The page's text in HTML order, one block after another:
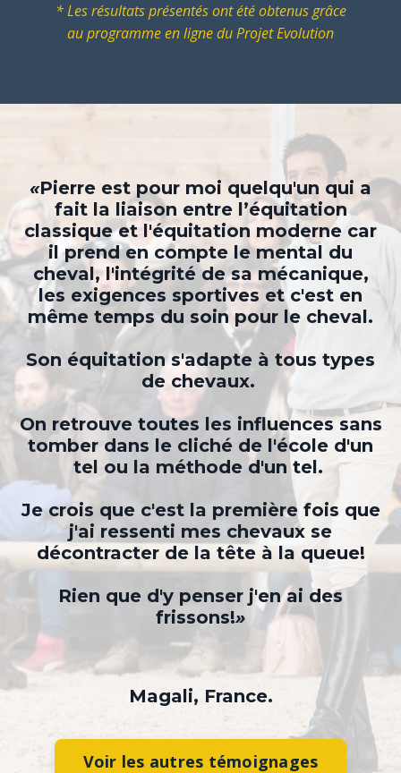
* Les résultats présentés ont été obtenus grâce
auprogramme en ligne du Projet Evolution
«Pierre est pour moi quelqu'un qui a
fait la liaison entre l’équitation
classique et l'équitation moderne car
il prend en compte le mental du
cheval, l'intégrité de sa mécanique,
les exigences sportives et c'est en
même temps du soin pour le cheval.
Son équitation s'adapte à tous types
de chevaux.
On retrouve toutes les influences sans
tomber dans le cliché de l'école d'un
tel ou la méthode d'un tel.
Je crois que c'est la première fois que
j'ai ressenti mes chevaux se
décontracter de la tête à la queue!
Rien que d'y penser j'en ai des
frissons!»
Magali, France.
Voir les autres témoignages